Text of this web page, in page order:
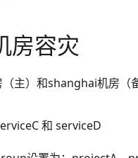
房容灾
主）和shanghai机房（
和 serviceD